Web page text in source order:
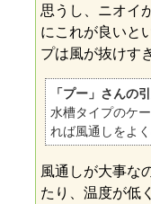
思うし、ニオイ
にこれが良いと
プは風が抜けす
「プー」さんの
水槽タイプのケ
れば風通しをよ
風通しが大事な
たり、温度が低